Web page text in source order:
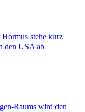
stehe kurz
den USA ab
Raums wird den